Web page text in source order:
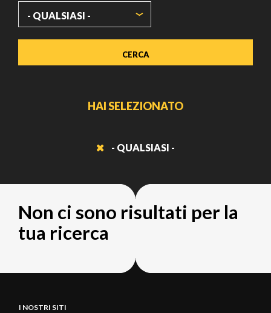
HAI SELEZIONATO
- QUALSIASI -
Non ci sono risultati per la
tua ricerca
I NOSTRI SITI